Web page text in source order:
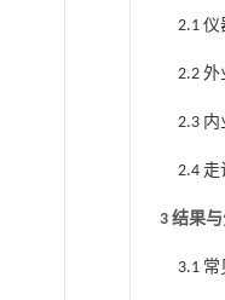
2.1 仪
2.2 外
2.3 内
2.4 走
3 结果
3.1